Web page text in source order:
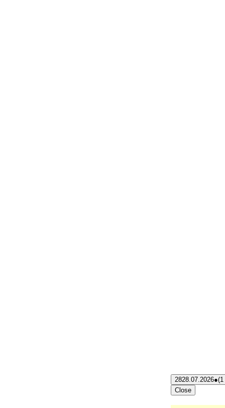
2828.07.2026●(1
Close